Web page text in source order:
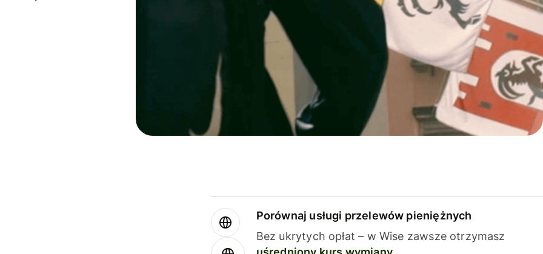
Porównaj usługi przelewów pieniężnych
Bez ukrytych opłat – w Wise zawsze otrzymasz